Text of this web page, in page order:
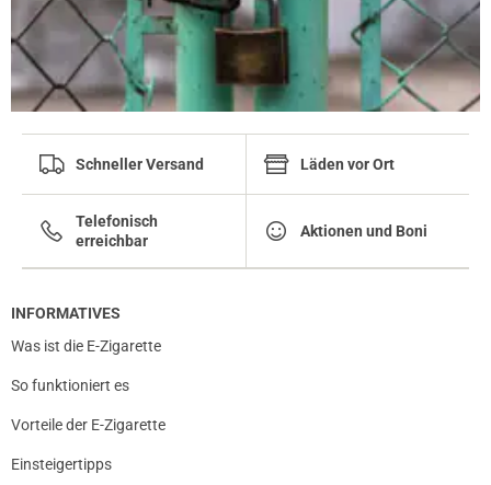
Schneller Versand Läden vor Ort
Telefonisch
erreichbar
Aktionen und Boni
INFORMATIVES
Was ist die E-Zigarette
So funktioniert es
Vorteile der E-Zigarette
Einsteigertipps